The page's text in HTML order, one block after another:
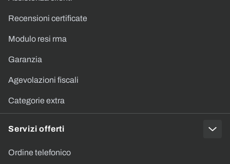
Recensioni certificate
Modulo resi rma
Garanzia
Agevolazioni fiscali
Categorie extra
Servizi offerti
Ordine telefonico